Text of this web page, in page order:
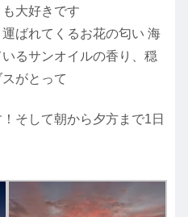
大好きです
ばれてくるお花の匂い 海
るサンオイルの香り、穏
がとって
そして朝から夕方まで1日